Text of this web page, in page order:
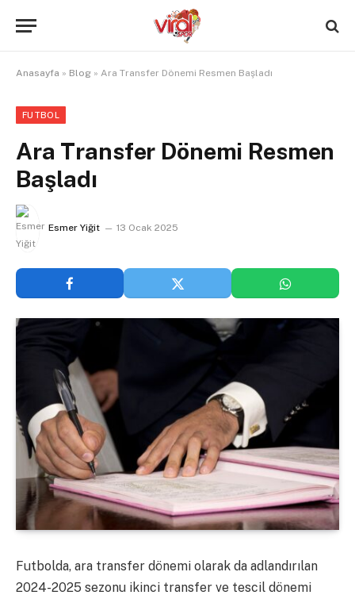
Anasayfa » Blog » Ara Transfer Dönemi Resmen Başladı
FUTBOL
Ara Transfer Dönemi Resmen
Başladı
Esmer Yiğit 13 Ocak 2025
Futbolda, ara transfer dönemi olarak da adlandırılan
2024-2025 sezonu ikinci transfer ve tescil dönemi